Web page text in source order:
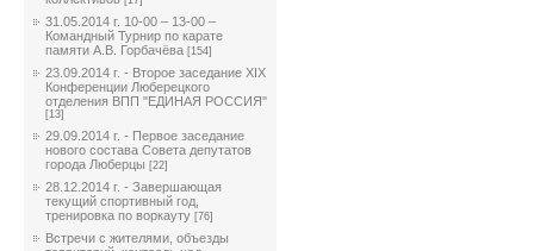
31.05.2014 г. 10-00 – 13-00 –
Командный Турнир по карате
памяти А.В. Горбачёва [154]
23.09.2014 г. - Второе заседание XIX
Конференции Люберецкого
отделения ВПП "ЕДИНАЯ РОССИЯ"
[13]
29.09.2014 г. - Первое заседание
нового состава Совета депутатов
города Люберцы [22]
28.12.2014 г. - Завершающая
текущий спортивный год,
тренировка по воркауту [76]
Встречи с жителями, объезды